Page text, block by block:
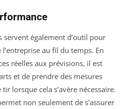
servent également d’outil pour
au fil du temps. En
réelles aux prévisions, il est
et de prendre des mesures
lorsque cela s’avère nécessaire.
non seulement de s’assurer